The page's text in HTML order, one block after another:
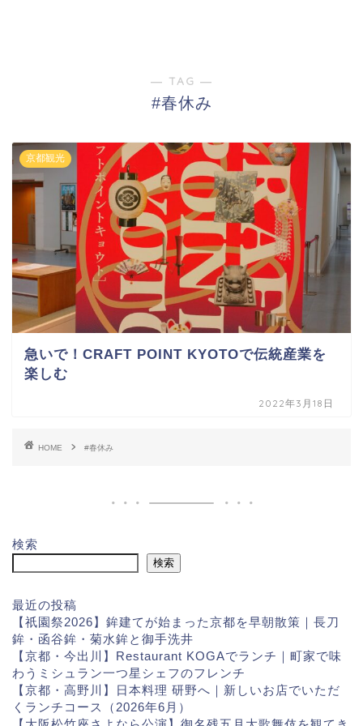
― TAG ―
#春休み
京都観光
急いで！CRAFT POINT KYOTOで伝統産業を
楽しむ
2022年3月18日
HOME #春休み
検索
検索
最近の投稿
【祇園祭2026】鉾建てが始まった京都を早朝散策｜長刀
鉾・函谷鉾・菊水鉾と御手洗井
【京都・今出川】Restaurant KOGAでランチ｜町家で味
わうミシュラン一つ星シェフのフレンチ
【京都・高野川】日本料理 研野へ｜新しいお店でいただ
くランチコース（2026年6月）